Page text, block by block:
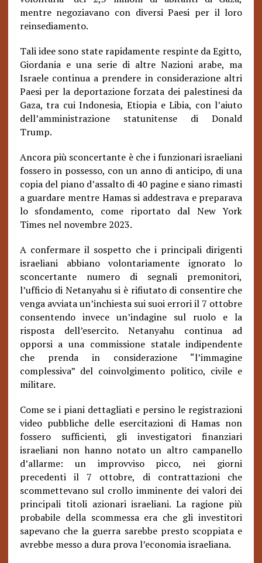
mentre negoziavano con diversi Paesi per il loro
reinsediamento.
Tali idee sono state rapidamente respinte da Egitto,
Giordania e una serie di altre Nazioni arabe, ma
Israele continua a prendere in considerazione altri
Paesi per la deportazione forzata dei palestinesi da
Gaza, tra cui Indonesia, Etiopia e Libia, con l’aiuto
dell’amministrazione statunitense di Donald
Trump.
Ancora più sconcertante è che i funzionari israeliani
fossero in possesso, con un anno di anticipo, di una
copia del piano d’assalto di 40 pagine e siano rimasti
a guardare mentre Hamas si addestrava e preparava
lo sfondamento, come riportato dal New York
Times nel novembre 2023.
A confermare il sospetto che i principali dirigenti
israeliani abbiano volontariamente ignorato lo
sconcertante numero di segnali premonitori,
l’ufficio di Netanyahu si è rifiutato di consentire che
venga avviata un’inchiesta sui suoi errori il 7 ottobre
consentendo invece un’indagine sul ruolo e la
risposta dell’esercito. Netanyahu continua ad
opporsi a una commissione statale indipendente
che prenda in considerazione “l’immagine
complessiva” del coinvolgimento politico, civile e
militare.
Come se i piani dettagliati e persino le registrazioni
video pubbliche delle esercitazioni di Hamas non
fossero sufficienti, gli investigatori finanziari
israeliani non hanno notato un altro campanello
d’allarme: un improvviso picco, nei giorni
precedenti il ​​7 ottobre, di contrattazioni che
scommettevano sul crollo imminente dei valori dei
principali titoli azionari israeliani. La ragione più
probabile della scommessa era che gli investitori
sapevano che la guerra sarebbe presto scoppiata e
avrebbe messo a dura prova l’economia israeliana.